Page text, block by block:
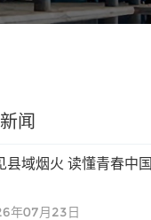
闻
县域烟火 读懂青春中国
年07月23日